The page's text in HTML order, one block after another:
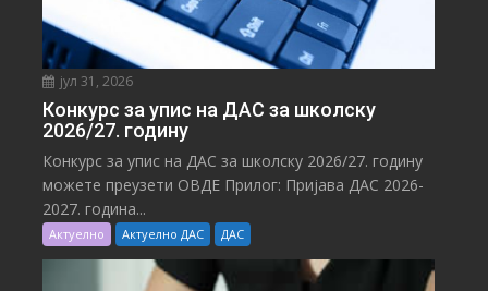
јул 31, 2026
Конкурс за упис на ДАС за школску
2026/27. годину
Конкурс за упис на ДАС за школску 2026/27. годину
можете преузети ОВДЕ Прилог: Пријава ДАС 2026-
2027. година...
Актуелно Актуелно ДАС ДАС